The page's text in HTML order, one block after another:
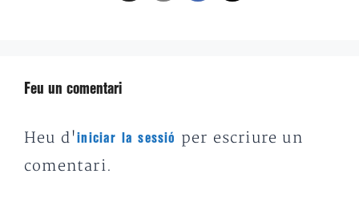
Feu un comentari
Heu d'iniciar la sessió
per escriure un
comentari.